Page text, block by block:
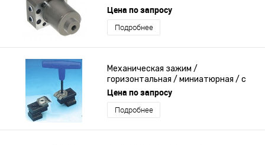
Цена по запросу
Подробнее
Механическая зажим /
горизонтальная / миниатюрная / с
эксцентриком
Цена по запросу
Подробнее